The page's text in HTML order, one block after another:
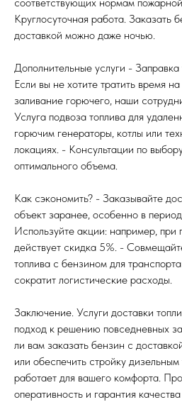
Круглосуточная работа. Заказать
доставкой можно даже ночью.
Дополнительные услуги - Заправка
Если вы не хотите тратить время
заливание горючего, наши
Услуга подвоза топлива для
горючим генераторы, котлы или
локациях. - Консультации по
оптимального объема.
Как сэкономить? - Заказывайте
объект заранее, особенно в
Используйте акции: например,
действует скидка 5%. -
топлива с бензином для
сократит логистические расходы.
Заключение. Услуги доставки
подход к решению повседневных
ли вам заказать бензин с
или обеспечить стройку
работает для вашего комфорта.
оперативность и гарантия